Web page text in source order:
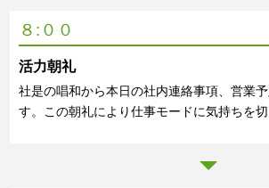
８:００
活力朝礼
社是の唱和から本日の社内連絡事項、営業
す。この朝礼により仕事モードに気持ちを切